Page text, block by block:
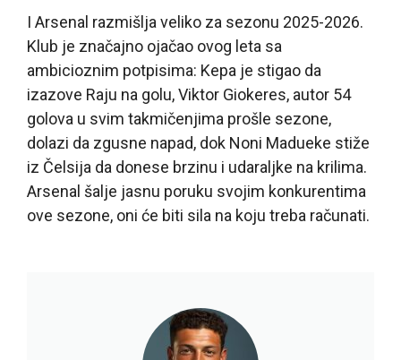
I Arsenal razmišlja veliko za sezonu 2025-2026.
Klub je značajno ojačao ovog leta sa
ambicioznim potpisima: Kepa je stigao da
izazove Raju na golu, Viktor Giokeres, autor 54
golova u svim takmičenjima prošle sezone,
dolazi da zgusne napad, dok Noni Madueke stiže
iz Čelsija da donese brzinu i udaraljke na krilima.
Arsenal šalje jasnu poruku svojim konkurentima
ove sezone, oni će biti sila na koju treba računati.